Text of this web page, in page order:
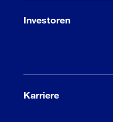
Investoren
Karriere